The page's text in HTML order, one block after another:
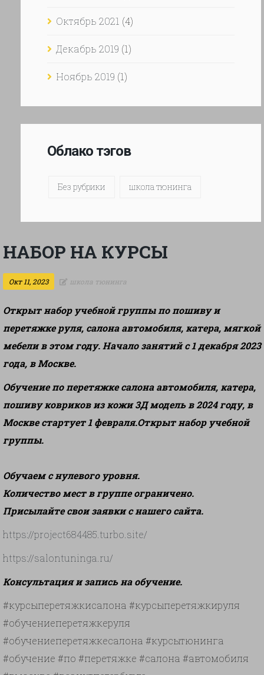
Октябрь 2021 (4)
Декабрь 2019 (1)
Ноябрь 2019 (1)
Облако тэгов
Без рубрики школа тюнинга
НАБОР НА КУРСЫ
Окт 11, 2023 школа тюнинга
Открыт набор учебной группы по пошиву и
перетяжке руля, салона автомобиля, катера, мягкой
мебели в этом году. Начало занятий с 1 декабря 2023
года, в Москве.
Обучение по перетяжке салона автомобиля, катера,
пошиву ковриков из кожи 3Д модель в 2024 году, в
Москве стартует 1 февраля.Открыт набор учебной
группы.
Обучаем с нулевого уровня.
Количество мест в группе ограничено.
Присылайте свои заявки с нашего сайта.
https://project684485.turbo.site/
https://salontuninga.ru/
Консультация и запись на обучение.
#курсыперетяжкисалона #курсыперетяжкируля
#обучениеперетяжкеруля
#обучениеперетяжкесалона #курсытюнинга
#обучение #по #перетяжке #салона #автомобиля